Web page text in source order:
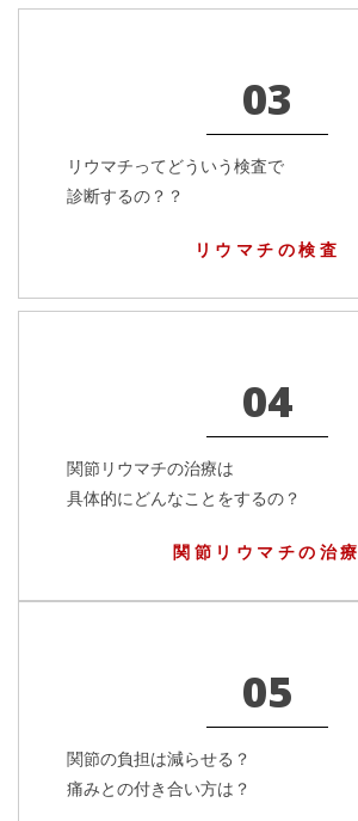
03
リウマチってどういう検査で
診断するの？？
リウマチの検査
04
関節リウマチの治療は
具体的にどんなことをするの？
関節リウマチの治療
05
関節の負担は減らせる？
痛みとの付き合い方は？